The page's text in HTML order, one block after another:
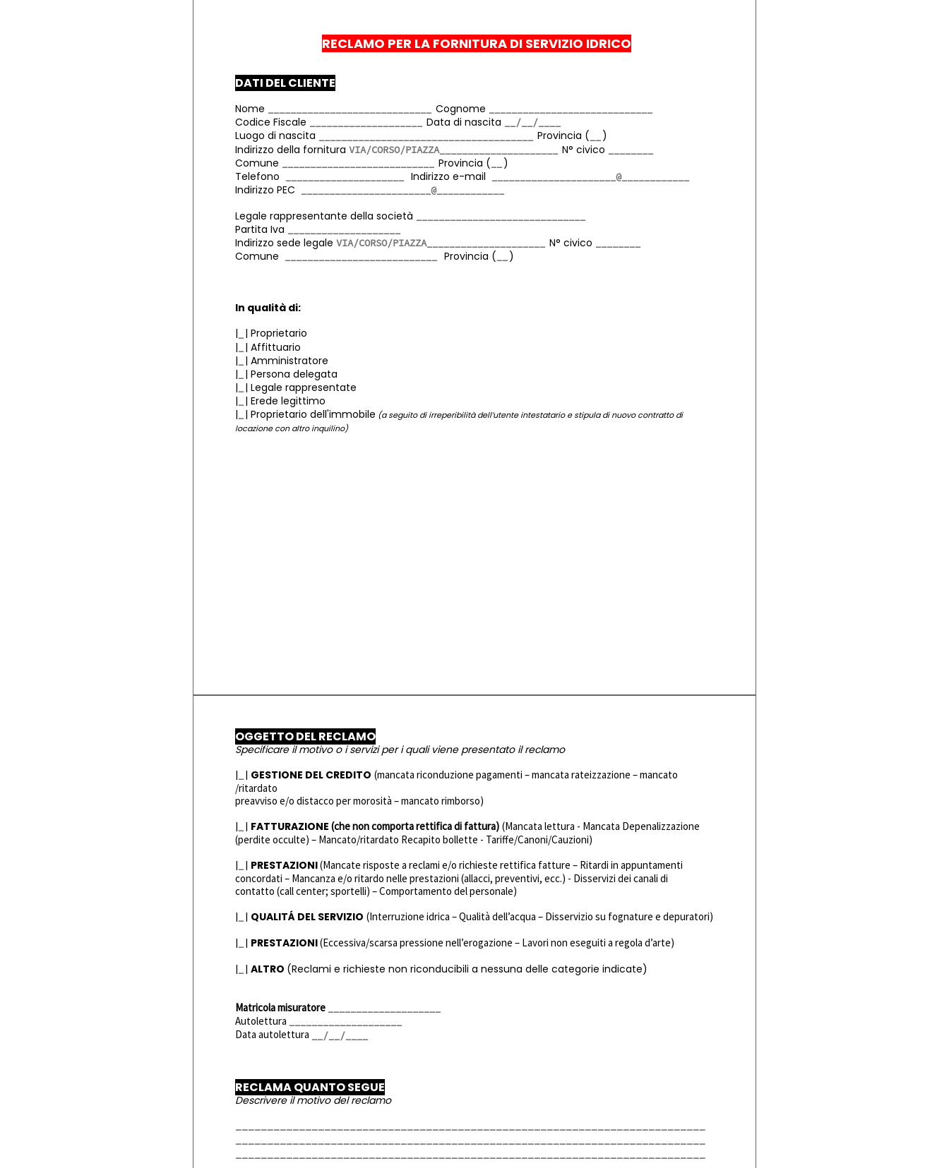
RECLAMO PER LA FORNITURA DI SERVIZIO IDRICO
DATI DEL CLIENTE
Nome
Cognome
Codice Fiscale
Data di nascita
Luogo di nascita
Provincia (
)
Indirizzo della fornitura
N° civico
Comune
Provincia (
)
Telefono
Indirizzo e-mail
Indirizzo PEC
Legale rappresentante della società
Partita Iva
Indirizzo sede legale
N° civico
Comune
Provincia ( )
In qualità di:
| | Proprietario
| | Affittuario
| | Amministratore
| | Persona delegata
| | Legale rappresentate
| | Erede legittimo
| | Proprietario dell'immobile (a seguito di irreperibilità dell’utente intestatario e stipula di nuovo contratto di
locazione con altro inquilino)
OGGETTO DEL RECLAMO
Specificare il motivo o i servizi per i quali viene presentato il reclamo
| | GESTIONE DEL CREDITO (mancata riconduzione pagamenti – mancata rateizzazione – mancato
/ritardato
preavviso e/o distacco per morosità – mancato rimborso)
| | FATTURAZIONE (che non comporta rettifica di fattura) (Mancata lettura - Mancata Depenalizzazione
(perdite occulte) – Mancato/ritardato Recapito bollette - Tariffe/Canoni/Cauzioni)
| | PRESTAZIONI(Mancate risposte a reclami e/o richieste rettifica fatture – Ritardi in appuntamenti
concordati – Mancanza e/o ritardo nelle prestazioni (allacci, preventivi, ecc.) - Disservizi dei canali di
contatto (call center; sportelli) – Comportamento del personale)
| | QUALITÁDEL SERVIZIO (Interruzione idrica – Qualità dell’acqua – Disservizio su fognature e depuratori)
| | PRESTAZIONI(Eccessiva/scarsa pressione nell’erogazione – Lavori non eseguiti a regola d’arte)
| | ALTRO (Reclami e richieste non riconducibili a nessuna delle categorie indicate)
Matricola misuratore
Autolettura
Data autolettura
RECLAMA QUANTO SEGUE
Descrivere il motivo del reclamo